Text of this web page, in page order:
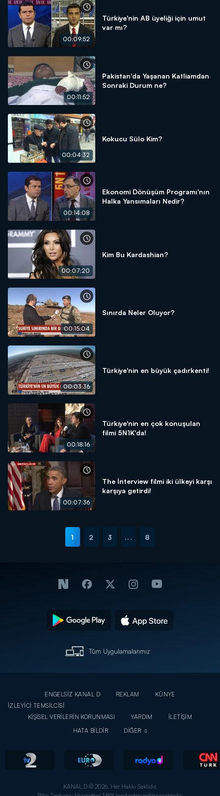
00:09:52
Türkiye'nin AB üyeliği için umut
var mı?
00:11:52
Pakistan'da Yaşanan Katliamdan
Sonraki Durum ne?
00:04:32
Kokucu Sülo Kim?
00:14:08
Ekonomi Dönüşüm Programı'nın
Halka Yansımaları Nedir?
00:07:20
Kim Bu Kardashian?
00:15:04
Sınırda Neler Oluyor?
00:03:36
Türkiye'nin en büyük çadırkenti!
00:18:16
Türkiye'nin en çok konuşulan
filmi 5N1K'da!
00:07:36
The İnterview filmi iki ülkeyi karşı
karşıya getirdi!
1 2 3 ... 8
Tüm Uygulamalarımız
ENGELSİZ KANAL D REKLAM
KÜNYE
İZLEYİCİ TEMSİLCİSİ
KİŞİSEL VERİLERİN KORUNMASI
YARDIM
İLETİŞİM
HATA BİLDİR
DİĞER
KANAL D © 2026. Her Hakkı Saklıdır.